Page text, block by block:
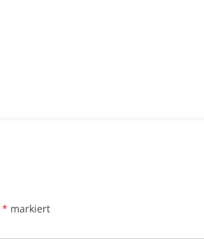
* markiert